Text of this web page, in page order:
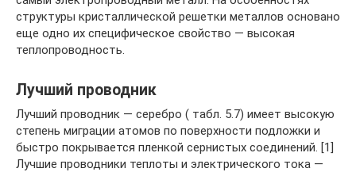
структуры кристаллической решетки металлов основано
еще одно их специфическое свойство — высокая
теплопроводность.
Лучший проводник
Лучший проводник — серебро ( табл. 5.7) имеет высокую
степень миграции атомов по поверхности подложки и
быстро покрывается пленкой сернистых соединений. [1]
Лучшие проводники теплоты и электрического тока —